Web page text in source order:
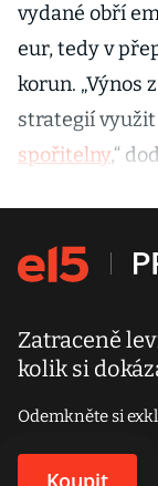
vydané obří
eur, tedy v
korun. „Výnos
strategií
spořitelny,“
Zatraceně
kolik si
Odemkněte si
Koupit